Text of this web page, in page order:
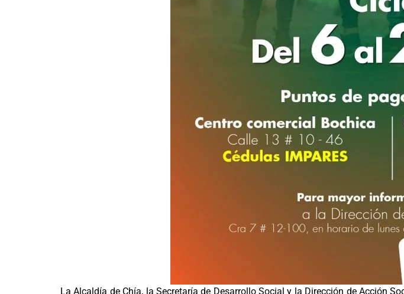
La Alcaldía de Chía, la Secretaría de Desarrollo Social y la Dirección de Acción